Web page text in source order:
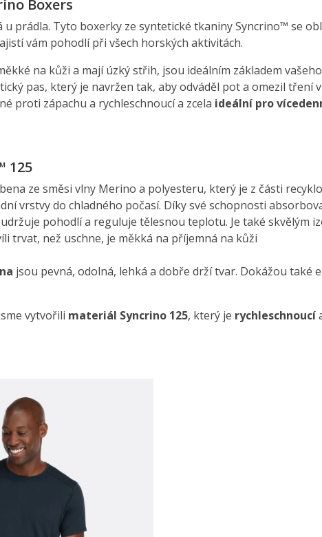
Boxers
u prádla. Tyto boxerky ze syntetické tkaniny Syncrino™ se
vám pohodlí při všech horských aktivitách.
na kůži a mají úzký střih, jsou ideálním základem
pas, který je navržen tak, aby odváděl pot a omezil tření
proti zápachu a rychleschnoucí a zcela ideální pro
125
ze směsi vlny Merino a polyesteru, který je z části
vrstvy do chladného počasí. Díky své schopnosti
pohodlí a reguluje tělesnou teplotu. Je také skvělým
trvat, než uschne, je měkká na příjemná na kůži
jsou pevná, odolná, lehká a dobře drží tvar. Dokážou také
vytvořili materiál Syncrino 125, který je rychleschnoucí